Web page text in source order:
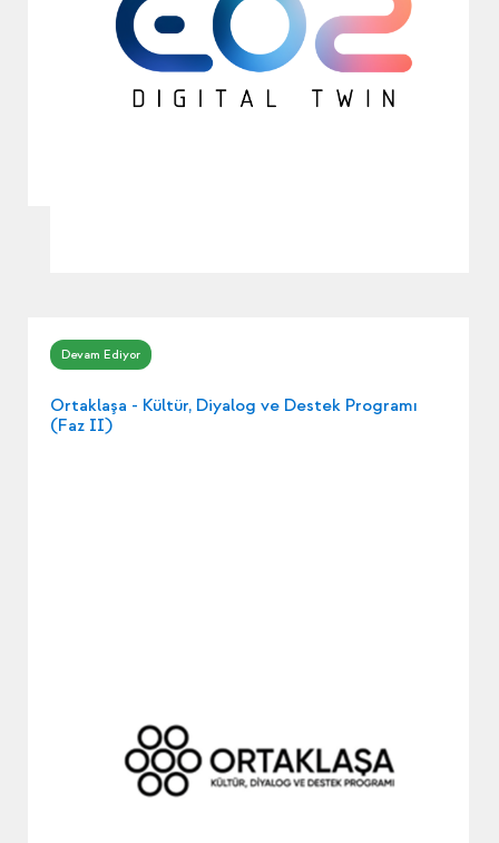
Ortaklaşa - Kültür, Diyalog ve Destek Programı
(Faz II)